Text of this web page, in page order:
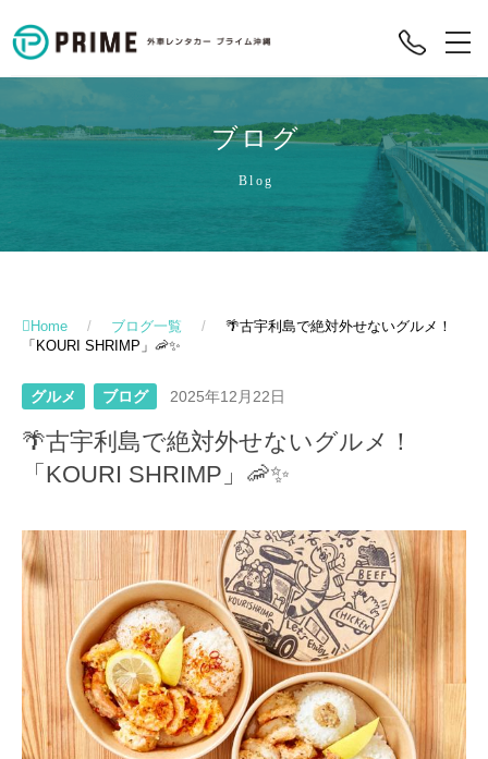
ブログ
Blog
Home / ブログ一覧 /
🌴古宇利島で絶対外せないグルメ！
「KOURI SHRIMP」🦐✨
グルメ ブログ 2025年12月22日
🌴古宇利島で絶対外せないグルメ！
「KOURI SHRIMP」🦐✨